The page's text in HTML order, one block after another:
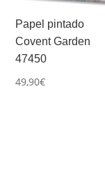
Papel pintado
Covent Garden
47450
49,90€